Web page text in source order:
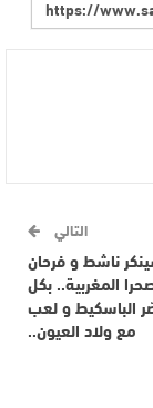
التالي
ناشط و فرحان
المغربية.. بكل
الباسكيط و لعب
مع ولاد العيون..